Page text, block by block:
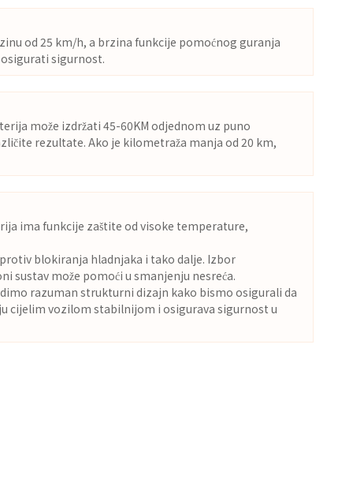
od 25 km/h, a brzina funkcije pomoćnog guranja
sigurnost.
može izdržati 45-60KM odjednom uz puno
rezultate. Ako je kilometraža manja od 20 km,
ima funkcije zaštite od visoke temperature,
blokiranja hladnjaka i tako dalje. Izbor
sustav može pomoći u smanjenju nesreća.
razuman strukturni dizajn kako bismo osigurali da
cijelim vozilom stabilnijom i osigurava sigurnost u